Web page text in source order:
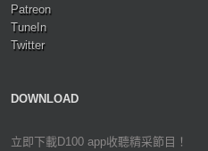
Patreon
TuneIn
Twitter
DOWNLOAD
立即下載D100 app收聽精采節目！